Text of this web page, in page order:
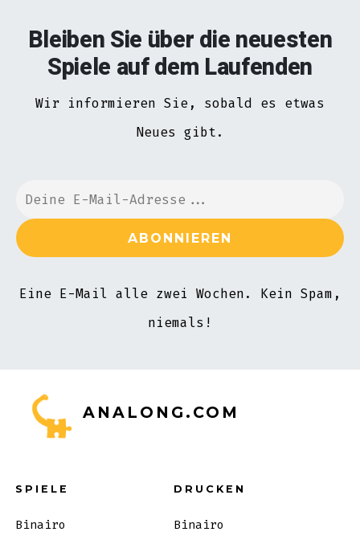
Bleiben Sie über die neuesten
Spiele auf dem Laufenden
Wir informieren Sie, sobald es etwas
Neues gibt.
Eine E-Mail alle zwei Wochen. Kein Spam,
niemals!
ANALONG.COM
SPIELE
Binairo
DRUCKEN
Binairo